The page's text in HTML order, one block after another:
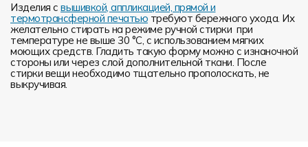
Изделия с вышивкой, аппликацией, прямой и
термотрансферной печатью требуют бережного ухода. Их
желательно стирать на режиме ручной стирки при
температуре не выше 30 °C, с использованием мягких
моющих средств. Гладить такую форму можно с изнаночной
стороны или через слой дополнительной ткани. После
стирки вещи необходимо тщательно прополоскать, не
выкручивая.